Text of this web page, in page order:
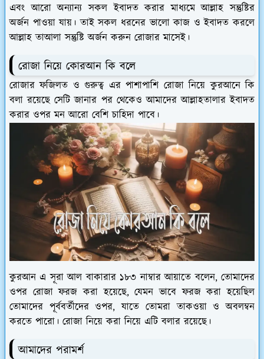
এবং আরো অন্যান্য সকল ইবাদত করার মাধ্যমে আল্লাহ সন্তুষ্টির
অর্জন পাওয়া যায়। তাই সকল ধরনের ভালো কাজ ও ইবাদত করলে
আল্লাহ তাআলা সন্তুষ্টি অর্জন করুন রোজার মাসেই।
রোজা নিয়ে কোরআন কি বলে
রোজার ফজিলত ও গুরুত্ব এর পাশাপাশি রোজা নিয়ে কুরআনে কি
বলা রয়েছে সেটি জানার পর থেকেও আমাদের আল্লাহতালার ইবাদত
করার ওপর মন আরো বেশি চাহিদা পাবে।
কুরআন এ সূরা আল বাকারার ১৮৩ নাম্বার আয়াতে বলেন, তোমাদের
ওপর রোজা ফরজ করা হয়েছে, যেমন ভাবে ফরজ করা হয়েছিল
তোমাদের পূর্ববর্তীদের ওপর, যাতে তোমরা তাকওয়া ও অবলম্বন
করতে পারো। রোজা নিয়ে করা নিয়ে এটি বলার রয়েছে।
আমাদের পরামর্শ